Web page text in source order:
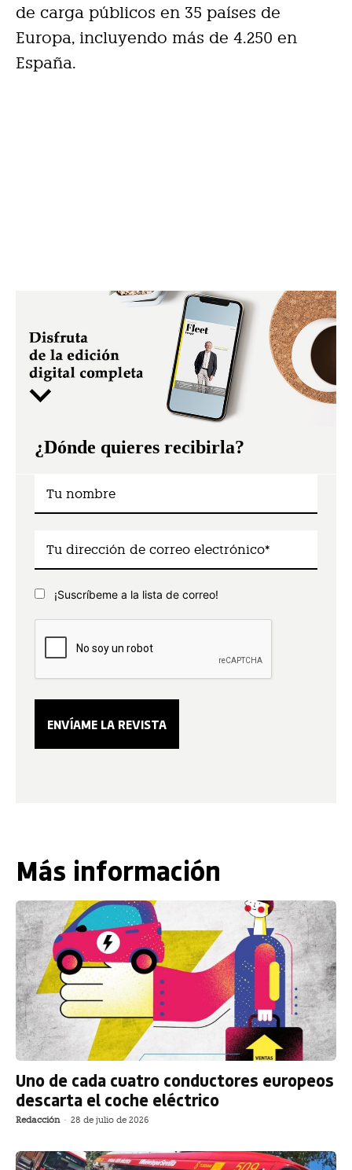
de carga públicos en 35 países de
Europa, incluyendo más de 4.250 en
España.
¿Dónde quieres recibirla?
¡Suscríbeme a la lista de correo!
Más información
Uno de cada cuatro conductores europeos
descarta el coche eléctrico
Redacción - 28 de julio de 2026